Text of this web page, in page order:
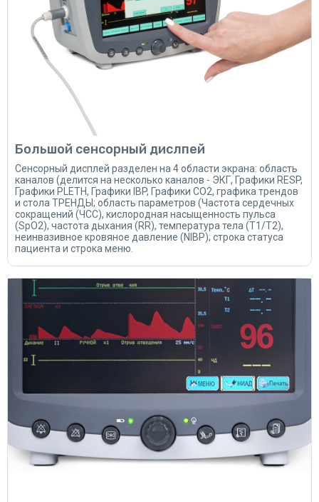
Большой сенсорный дислпей
Сенсорный дисплей разделен на 4 области экрана: область
каналов (делится на несколько каналов - ЭКГ, Графики RESP,
Графики PLETH, Графики IBP, Графики CO2, графика трендов
и стола ТРЕНДЫ; область параметров (Частота сердечных
сокращений (ЧСС), кислородная насыщенность пульса
(SpO2), частота дыхания (RR), температура тела (T1/T2),
неинвазивное кровяное давление (NIBP); строка статуса
пациента и строка меню.